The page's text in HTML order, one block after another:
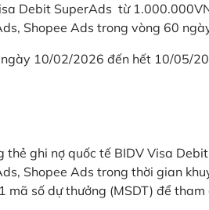
Debit SuperAds từ
Shopee Ads trong vòng 60
ngày 10/02/2026 đến hết 10/05/
ghi nợ quốc tế BIDV Visa
Shopee Ads trong thời gian
mã số dự thưởng (MSDT) để